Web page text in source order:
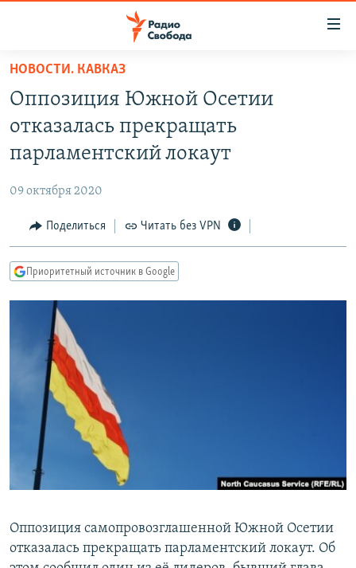
упрощенного
доступа
основному
Вернутся
Вернутся
АВТОРСКИЕ ПРОЕКТЫ
МНЕНИЯ
КУЛЬТУРА
КАВКАЗ.РЕАЛИИ
СЕВЕР.РЕАЛИИ
СИБИРЬ.РЕАЛИИ
РАСПИСАНИЕ ВЕЩАНИЯ
ПОДПИШИТЕСЬ НА РАССЫЛКУ
СОЦИАЛЬНЫЕ СЕТИ
Все сайты РСЕ/РС
НОВОСТИ. КАВКАЗ
Оппозиция Южной Осетии
отказалась прекращать
парламентский локаут
09 октября 2020
Поделиться Читать без VPN
Приоритетный источник в Google
Оппозиция самопровозглашенной Южной Осетии
отказалась прекращать парламентский локаут. Об